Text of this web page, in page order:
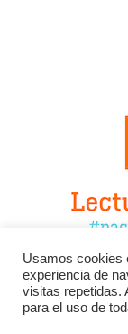
Facebook
YouTube
Usamos cookies
experiencia de
visitas repetidas.
para el uso de